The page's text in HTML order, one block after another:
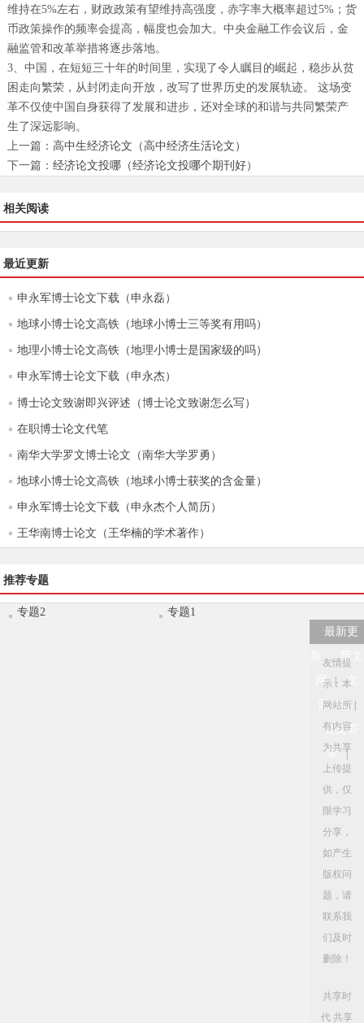
维持在5%左右，财政政策有望维持高强度，赤字率大概率超过5%；货
币政策操作的频率会提高，幅度也会加大。中央金融工作会议后，金
融监管和改革举措将逐步落地。
3、中国，在短短三十年的时间里，实现了令人瞩目的崛起，稳步从贫
困走向繁荣，从封闭走向开放，改写了世界历史的发展轨迹。 这场变
革不仅使中国自身获得了发展和进步，还对全球的和谐与共同繁荣产
生了深远影响。
上一篇： 高中生经济论文（高中经济生活论文）
下一篇： 经济论文投哪（经济论文投哪个期刊好）
相关阅读
最近更新
申永军博士论文下载（申永磊）
地球小博士论文高铁（地球小博士三等奖有用吗）
地理小博士论文高铁（地理小博士是国家级的吗）
申永军博士论文下载（申永杰）
博士论文致谢即兴评述（博士论文致谢怎么写）
在职博士论文代笔
南华大学罗文博士论文（南华大学罗勇）
地球小博士论文高铁（地球小博士获奖的含金量）
申永军博士论文下载（申永杰个人简历）
王华南博士论文（王华楠的学术著作）
推荐专题
专题2
专题1
最新更
范文
网
|
文
库114
公文荟
萃
|
友情提
示：本
网站所
有内容
为共享
上传提
供，仅
限学习
分享，
如产生
版权问
题，请
联系我
们及时
删除！
共享时
代 共享